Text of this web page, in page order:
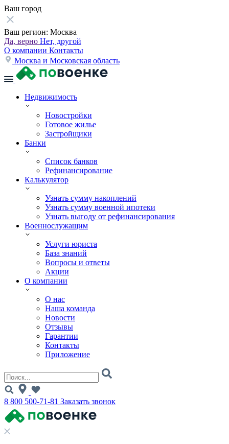
Ваш город
Ваш регион: Москва
Да, верно Нет, другой
О компании Контакты
Москва и Московская область
Недвижимость
Новостройки
Готовое жилье
Застройщики
Банки
Список банков
Рефинансирование
Калькулятор
Узнать сумму накоплений
Узнать сумму военной ипотеки
Узнать выгоду от рефинансирования
Военнослужащим
Услуги юриста
База знаний
Вопросы и ответы
Акции
О компании
О нас
Наша команда
Новости
Отзывы
Гарантии
Контакты
Приложение
8 800 500-71-81 Заказать звонок